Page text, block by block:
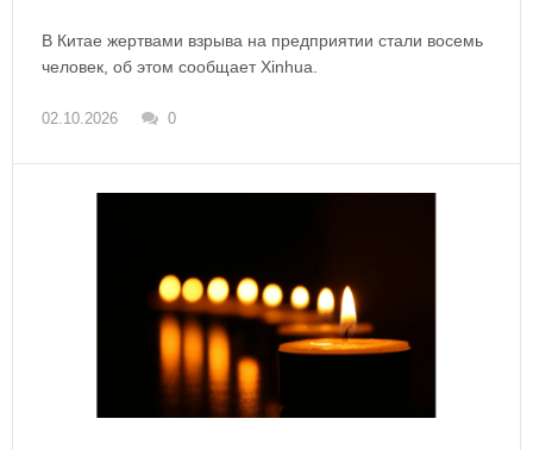
В Китае жертвами взрыва на предприятии стали восемь
человек, об этом сообщает Xinhua.
02.10.2026 0